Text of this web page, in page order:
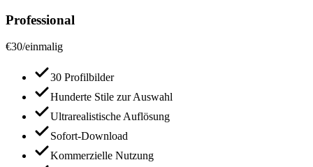
Professional
€30/einmalig
30 Profilbilder
Hunderte Stile zur Auswahl
Ultrarealistische Auflösung
Sofort-Download
Kommerzielle Nutzung